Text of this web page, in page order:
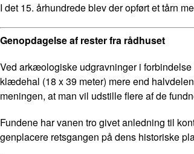
I det 15. århundrede blev der opført et tårn
Genopdagelse af rester fra rådhuset
Ved arkæologiske udgravninger i
klædehal (18 x 39 meter) mere end
meningen, at man vil udstille flere af de
Fundene har vanen tro givet anledning til
genplacere retsgangen på dens historiske